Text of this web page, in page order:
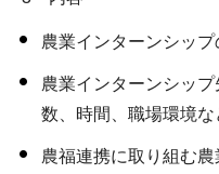
農業インターンシップ
農業インターンシッ
数、時間、職場環境な
農福連携に取り組む農